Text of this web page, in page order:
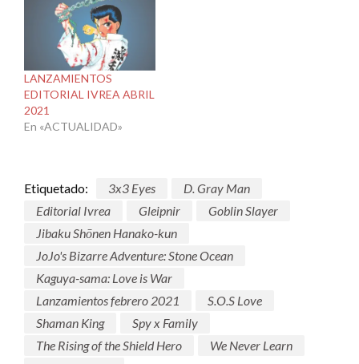
LANZAMIENTOS
EDITORIAL IVREA ABRIL
2021
En «ACTUALIDAD»
Etiquetado: 3x3 Eyes
D. Gray Man
Editorial Ivrea
Gleipnir
Goblin Slayer
Jibaku Shōnen Hanako-kun
JoJo's Bizarre Adventure: Stone Ocean
Kaguya-sama: Love is War
Lanzamientos febrero 2021
S.O.S Love
Shaman King
Spy x Family
The Rising of the Shield Hero
We Never Learn